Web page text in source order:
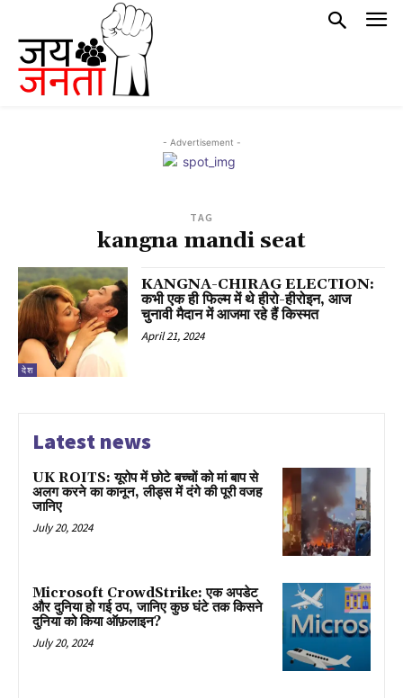
- Advertisement -
TAG
kangna mandi seat
देश
KANGNA-CHIRAG ELECTION:
कभी एक ही फिल्म में थे हीरो-हीरोइन, आज
चुनावी मैदान में आजमा रहे हैं किस्मत
April 21, 2024
Latest news
UK ROITS: यूरोप में छोटे बच्चों को मां बाप से
अलग करने का कानून, लीड्स में दंगे की पूरी वजह
जानिए
July 20, 2024
Microsoft CrowdStrike: एक अपडेट
और दुनिया हो गई ठप, जानिए कुछ घंटे तक किसने
दुनिया को किया ऑफ़लाइन?
July 20, 2024